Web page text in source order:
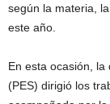
según la materia,
este año.
En esta ocasión, la
(PES) dirigió los